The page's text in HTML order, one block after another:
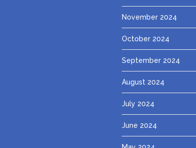
November 2024
October 2024
September 2024
August 2024
July 2024
June 2024